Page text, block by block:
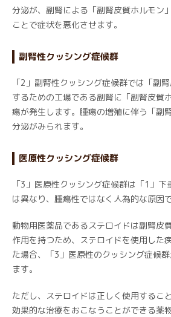
分泌が、副腎による「副腎皮質ホルモン
ことで症状を悪化させます。
副腎性クッシング症候群
「2」副腎性クッシング症候群では「副
するための工場である副腎に「副腎皮質
瘍が発生します。腫瘍の増殖に伴う「副
分泌がみられます。
医原性クッシング症候群
「3」医原性クッシング症候群は「1」
は異なり、腫瘍性ではなく人為的な原因
動物用医薬品であるステロイドは副腎皮
作用を持つため、ステロイドを使用した
た場合、「3」医原性のクッシング症候
ます。
ただし、ステロイドは正しく使用するこ
効果的な治療をおこなうことができる薬